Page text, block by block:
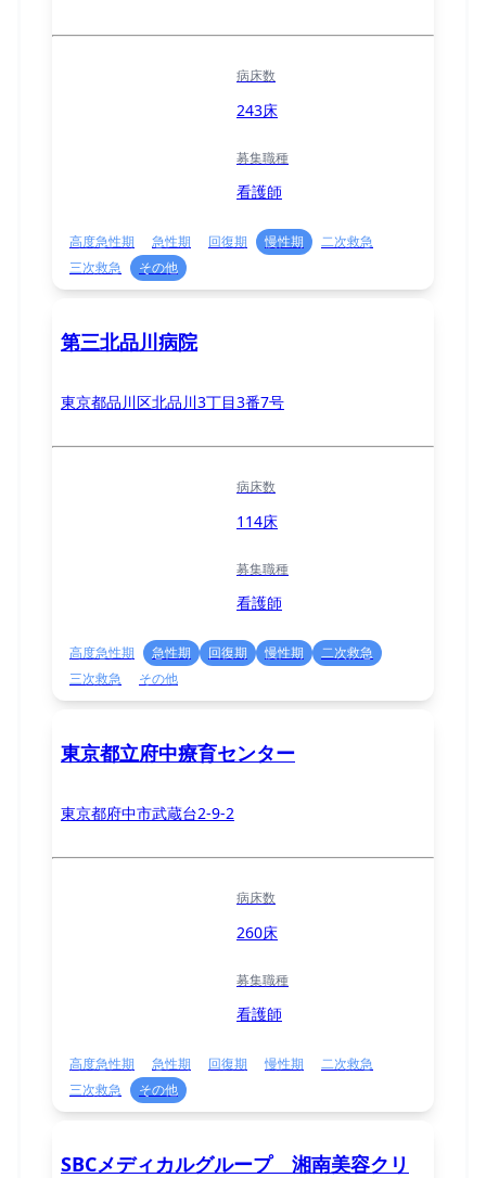
病床数
243床
募集職種
看護師
高度急性期 急性期 回復期 慢性期
二次救急
三次救急
その他
第三北品川病院
東京都品川区北品川3丁目3番7号
病床数
114床
募集職種
看護師
高度急性期 急性期 回復期 慢性期
二次救急
三次救急
その他
東京都立府中療育センター
東京都府中市武蔵台2-9-2
病床数
260床
募集職種
看護師
高度急性期 急性期 回復期 慢性期
二次救急
三次救急
その他
SBCメディカルグループ 湘南美容クリ